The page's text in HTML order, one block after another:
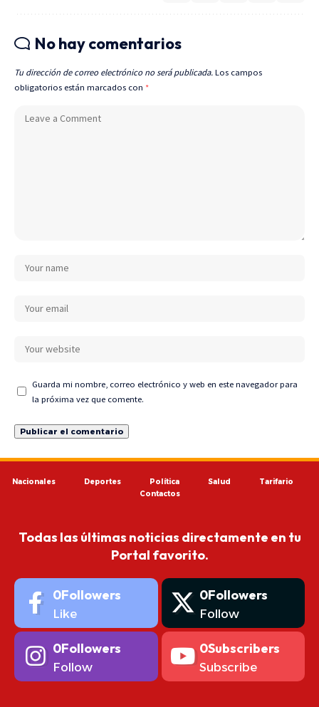
No hay comentarios
Tu dirección de correo electrónico no será publicada. Los campos
obligatorios están marcados con *
Guarda mi nombre, correo electrónico y web en este navegador para
la próxima vez que comente.
Nacionales Deportes Política Salud
Tarifario
Contactos
Todas las últimas noticias directamente en tu
Portal favorito.
0Followers
Like
0Followers
Follow
0Followers
Follow
0Subscribers
Subscribe